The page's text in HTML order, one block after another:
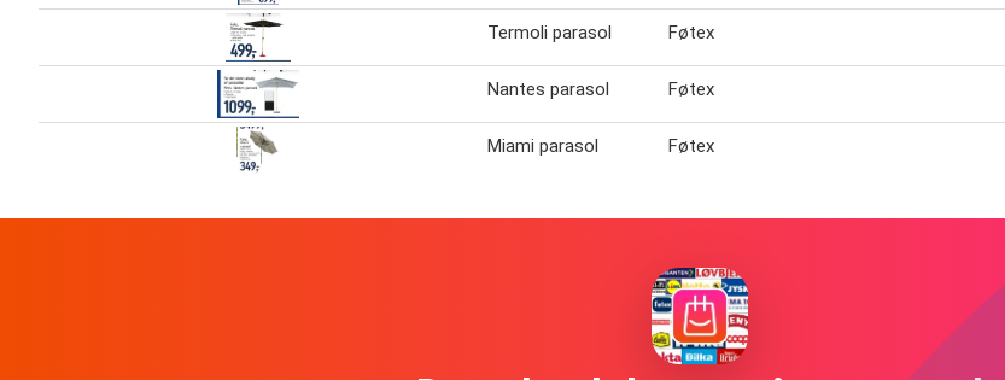
Termoli parasol Føtex
Nantes parasol Føtex
Miami parasol Føtex